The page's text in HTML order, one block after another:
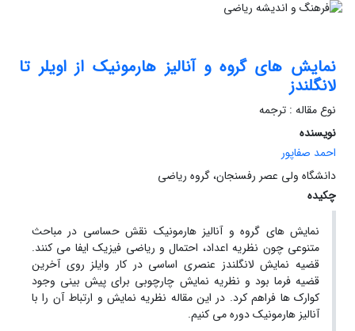
نمایش های گروه و آنالیز هارمونیک از اویلر تا
لانگلندز
نوع مقاله : ترجمه
نویسنده
احمد صفاپور
دانشگاه ولی عصر رفسنجان، گروه ریاضی
چکیده
نمایش های گروه و آنالیز هارمونیک نقش حساسی در مباحث
متنوعی چون نظریه اعداد، احتمال و ریاضی فیزیک ایفا می کنند.
قضیه نمایش لانگلندز عنصری اساسی در کار وایلز روی آخرین
قضیه فرما بود و نظریه نمایش چارچوبی برای پیش بینی وجود
کوارک ها فراهم کرد. در این مقاله نظریه نمایش و ارتباط آن را با
آنالیز هارمونیک دوره می کنیم.